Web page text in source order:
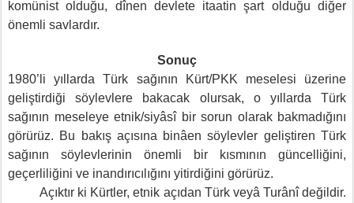
komünist olduğu, dînen devlete itaatin şart olduğu diğer
önemli savlardır.
Sonuç
1980’li yıllarda Türk sağının Kürt/PKK meselesi üzerine
geliştirdiği söylevlere bakacak olursak, o yıllarda Türk
sağının meseleye etnik/siyâsî bir sorun olarak bakmadığını
görürüz. Bu bakış açısına binâen söylevler geliştiren Türk
sağının söylevlerinin önemli bir kısmının güncelliğini,
geçerliliğini ve inandırıcılığını yitirdiğini görürüz.
Açıktır ki Kürtler, etnik açıdan Türk veyâ Turânî değildir.